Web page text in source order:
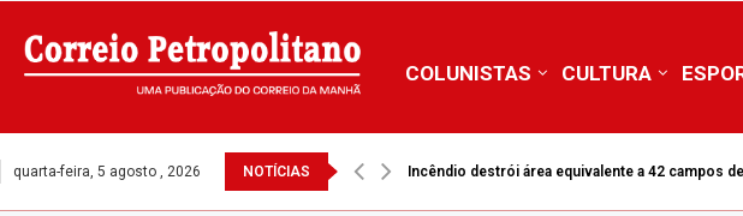
COLUNISTAS CULTURA
quarta-feira, 5 agosto , 2026 NOTÍCIAS Incêndio destrói área equivalente a 42 campos
LDO mantém mínimo de 2% para obras de